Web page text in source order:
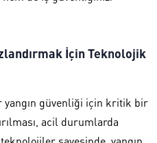
İçin Teknolojik
güvenliği için kritik bir
acil durumlarda